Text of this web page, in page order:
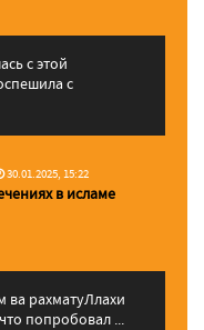
с этой
с
30.01.2025, 15:22
в исламе
попробовал ...